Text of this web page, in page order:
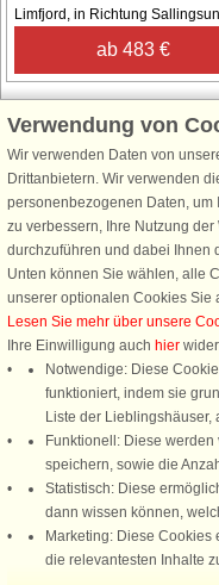
Limfjord, in Richtung
ab 483 €
Schließen Sie sich
Erhalten Sie einen
Ferienhausurlaub - melden
an. Verpassen Sie nie
Urlaubstipps!
Folgen Sie
Verwendung von
Wir verwenden Daten von
Drittanbietern. Wir verwenden
personenbezogenen Daten,
zu verbessern, Ihre Nutzung
durchzuführen und dabei Ihnen
Unten können Sie wählen, alle
unserer optionalen Cookies Sie
Lesen Sie mehr über unsere
Ihre Einwilligung auch hier
Notwendige: Diese
funktioniert, indem sie
Liste der Lieblingshäuser,
Funktionell: Diese
speichern, sowie die
Statistisch: Diese
dann wissen können,
Marketing: Diese Cookies
die relevantesten Inhalte